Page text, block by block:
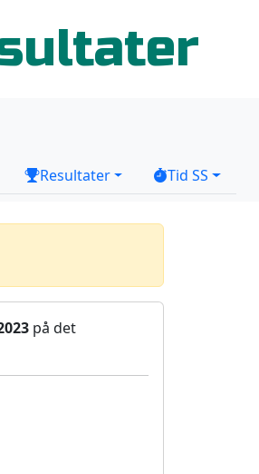
Resultater Tid SS
på det